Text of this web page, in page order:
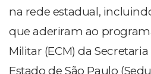
na rede estadual,
que aderiram ao
Militar (ECM) da
Estado de São Paulo